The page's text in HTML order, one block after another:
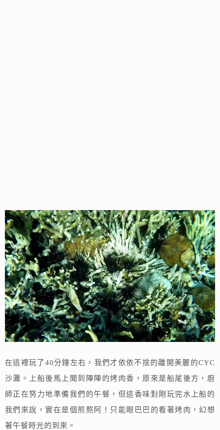
在這裡玩了40分鐘左右，我們才依依不捨的離開美麗的CYC
沙灘。上船後馬上聞到陣陣的烤肉香，原來是船尾後方，廚
師正在努力地準備我們的午餐，但這香味對剛玩完水上船的
我們來說，實在是個煎熬阿！只能眼巴巴的看著烤肉，幻想
著午餐時光的到來。